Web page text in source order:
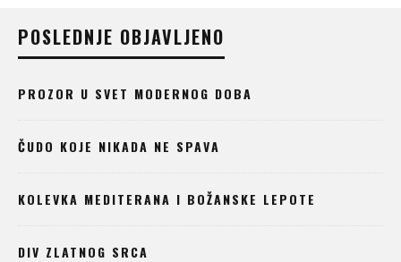
POSLEDNJE OBJAVLJENO
PROZOR U SVET MODERNOG DOBA
ČUDO KOJE NIKADA NE SPAVA
KOLEVKA MEDITERANA I BOŽANSKE LEPOTE
DIV ZLATNOG SRCA